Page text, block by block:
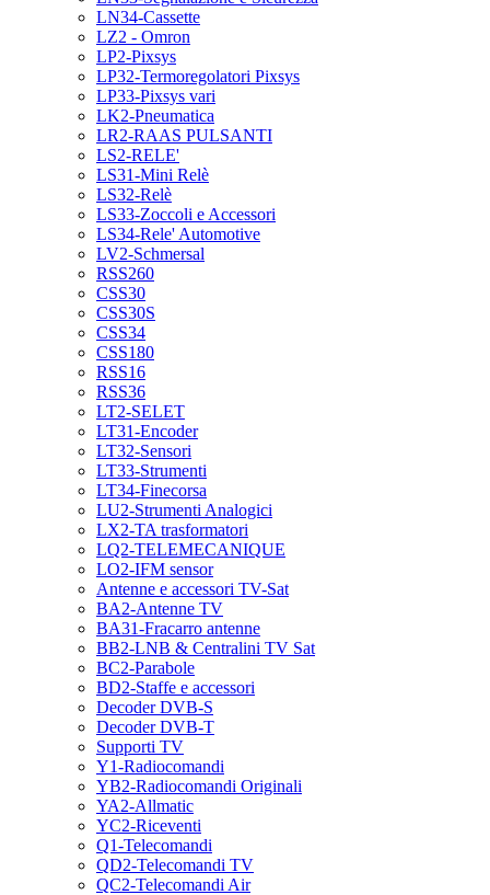
LN34-Cassette
LZ2 - Omron
LP2-Pixsys
LP32-Termoregolatori Pixsys
LP33-Pixsys vari
LK2-Pneumatica
LR2-RAAS PULSANTI
LS2-RELE'
LS31-Mini Relè
LS32-Relè
LS33-Zoccoli e Accessori
LS34-Rele' Automotive
LV2-Schmersal
RSS260
CSS30
CSS30S
CSS34
CSS180
RSS16
RSS36
LT2-SELET
LT31-Encoder
LT32-Sensori
LT33-Strumenti
LT34-Finecorsa
LU2-Strumenti Analogici
LX2-TA trasformatori
LQ2-TELEMECANIQUE
LO2-IFM sensor
Antenne e accessori TV-Sat
BA2-Antenne TV
BA31-Fracarro antenne
BB2-LNB & Centralini TV Sat
BC2-Parabole
BD2-Staffe e accessori
Decoder DVB-S
Decoder DVB-T
Supporti TV
Y1-Radiocomandi
YB2-Radiocomandi Originali
YA2-Allmatic
YC2-Riceventi
Q1-Telecomandi
QD2-Telecomandi TV
QC2-Telecomandi Air